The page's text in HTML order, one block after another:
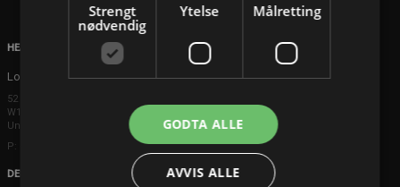
HEAD OFFICE
London
52 Brook Street
W1K 5DS London
United Kingdom
P: +44 203 608 8181
DENMARK
Strengt
nødvendig
Ytelse Målretting
GODTA ALLE
AVVIS ALLE